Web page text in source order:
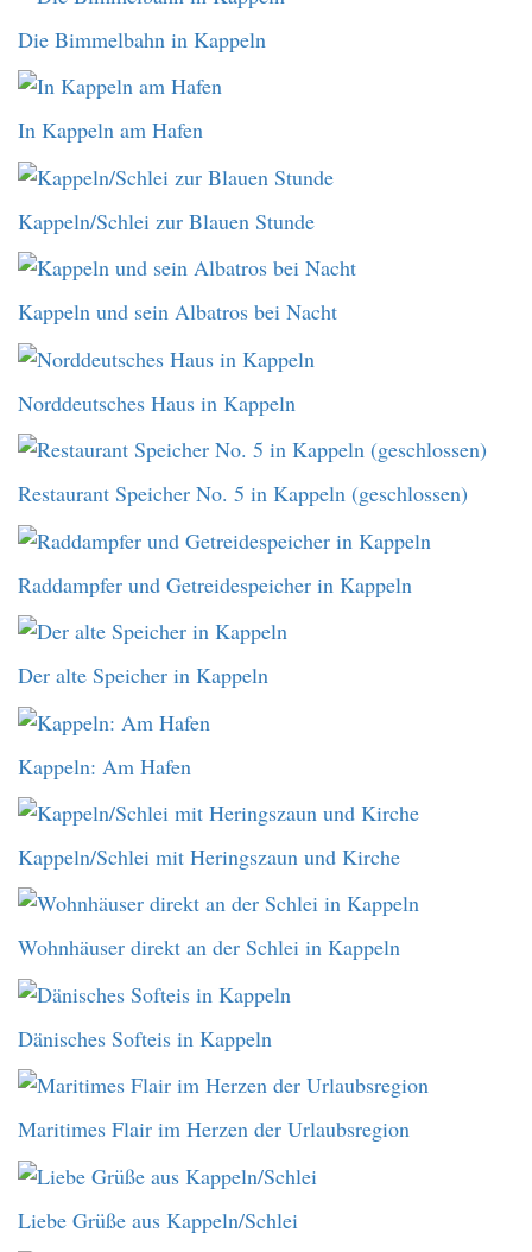
Die Bimmelbahn in Kappeln
In Kappeln am Hafen
Kappeln/Schlei zur Blauen Stunde
Kappeln und sein Albatros bei Nacht
Norddeutsches Haus in Kappeln
Restaurant Speicher No. 5 in Kappeln (geschlossen)
Raddampfer und Getreidespeicher in Kappeln
Der alte Speicher in Kappeln
Kappeln: Am Hafen
Kappeln/Schlei mit Heringszaun und Kirche
Wohnhäuser direkt an der Schlei in Kappeln
Dänisches Softeis in Kappeln
Maritimes Flair im Herzen der Urlaubsregion
Liebe Grüße aus Kappeln/Schlei